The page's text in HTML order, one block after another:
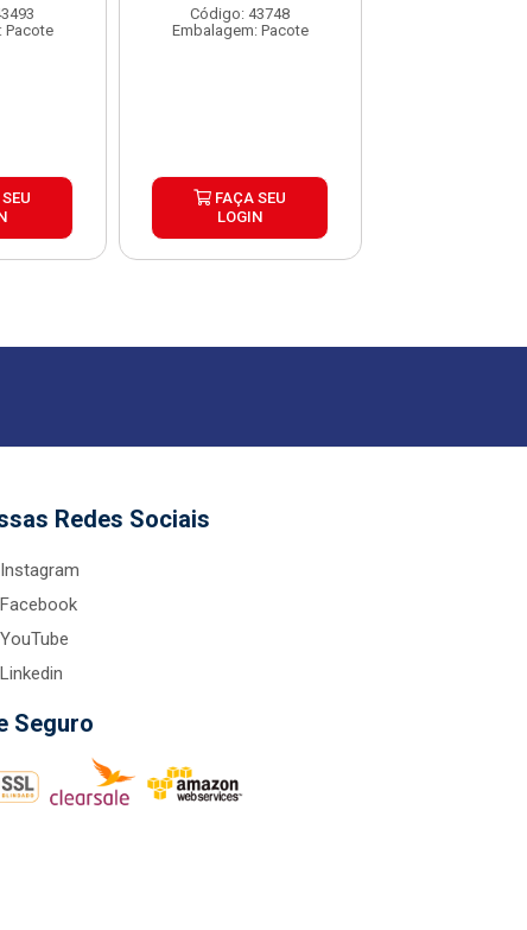
Pacote
Código: 43748
Embalagem: Pacote
FAÇA SEU
LOGIN
Redes Sociais
Instagram
Facebook
YouTube
Linkedin
Seguro